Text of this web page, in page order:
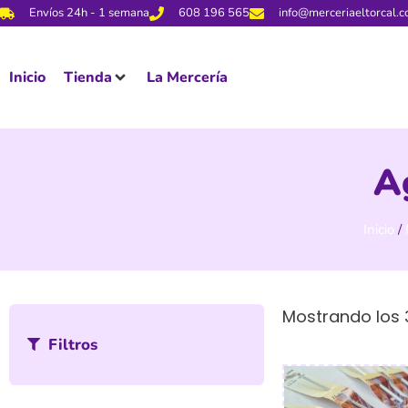
Envíos 24h - 1 semana 608 196 565
Inicio Tienda La Mercería
Inicio /
Filtros
Mostrando los